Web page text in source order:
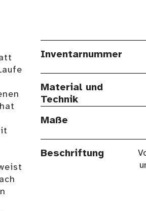
Inventarnummer
Material und
Technik
Maße
Beschriftung